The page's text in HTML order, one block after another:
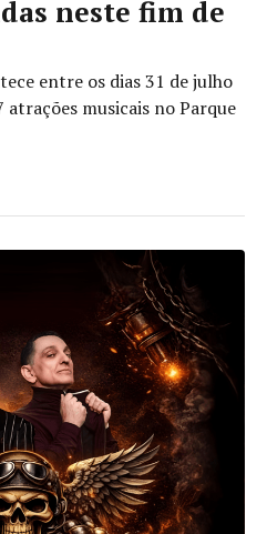
neste fim de
entre os dias 31 de julho
musicais no Parque